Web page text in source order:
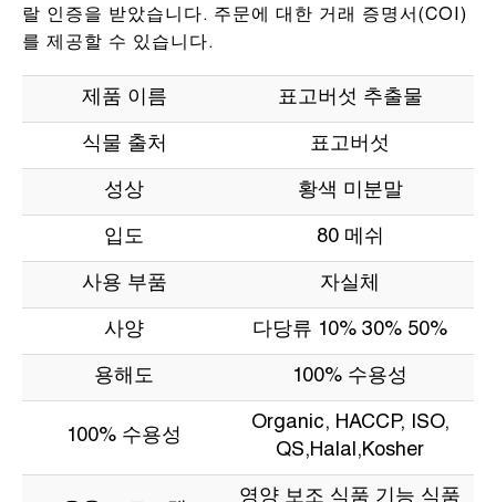
랄 인증을 받았습니다. 주문에 대한 거래 증명서(COI)
를 제공할 수 있습니다.
제품 이름 표고버섯 추출물
식물 출처 표고버섯
성상 황색 미분말
입도 80 메쉬
사용 부품 자실체
사양 다당류 10% 30% 50%
용해도 100% 수용성
100% 수용성
Organic, HACCP, ISO,
QS,Halal,Kosher
영양 보조 식품 기능 식품